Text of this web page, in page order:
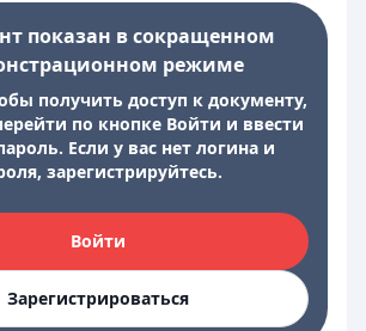
показан в сокращенном
режиме
получить доступ к документу,
по кнопке Войти и ввести
Если у вас нет логина и
зарегистрируйтесь.
Войти
Зарегистрироваться